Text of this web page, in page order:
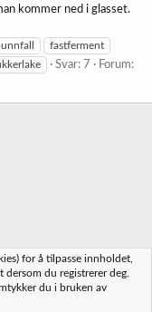
kommer ned i glasset.
fastferment
Svar: 7
Forum:
for å tilpasse innholdet,
du registrerer deg.
du i bruken av